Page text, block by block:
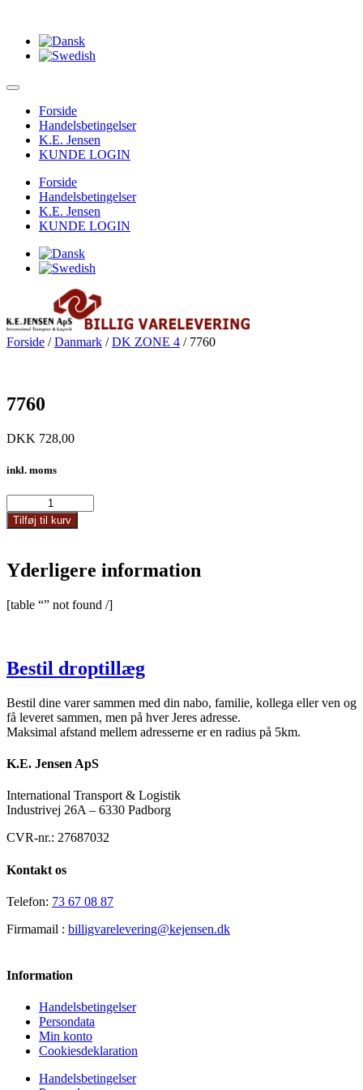
Forside
Handelsbetingelser
K.E. Jensen
KUNDE LOGIN
Forside
Handelsbetingelser
K.E. Jensen
KUNDE LOGIN
Forside /Danmark /DK ZONE 4 / 7760
7760
DKK 728,00
inkl. moms
antal
Tilføj til kurv
Yderligere information
[table “” not found /]
Bestil droptillæg
Bestil dine varer sammen med din nabo, familie, kollega eller ven og
få leveret sammen, men på hver Jeres adresse.
Maksimal afstand mellem adresserne er en radius på 5km.
K.E. Jensen ApS
International Transport & Logistik
Industrivej 26A – 6330 Padborg
CVR-nr.: 27687032
Kontakt os
Telefon: 73 67 08 87
Firmamail : billigvarelevering@kejensen.dk
Information
Handelsbetingelser
Persondata
Min konto
Cookiesdeklaration
Handelsbetingelser